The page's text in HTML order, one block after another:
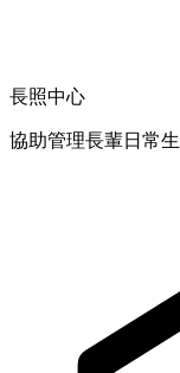
長照中心
協助管理長輩日常